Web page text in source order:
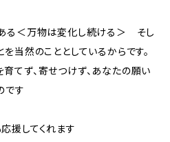
る＜万物は変化し続ける＞ そし
当然のこととしているからです。
てず、寄せつけず、あなたの願い
です
援してくれます